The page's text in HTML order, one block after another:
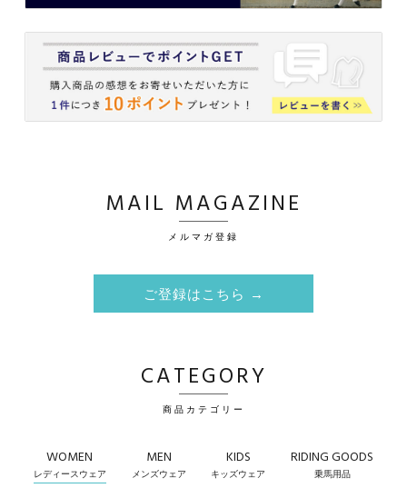
MAIL MAGAZINE
メルマガ登録
ご登録はこちら →
CATEGORY
商品カテゴリー
WOMEN
レディースウェア
MEN
メンズウェア
KIDS
キッズウェア
RIDING GOODS
乗馬用品